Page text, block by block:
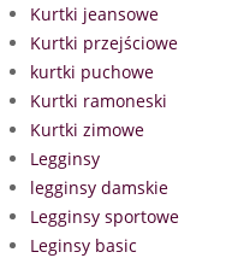
Kurtki jeansowe
Kurtki przejściowe
kurtki puchowe
Kurtki ramoneski
Kurtki zimowe
Legginsy
legginsy damskie
Legginsy sportowe
Leginsy basic